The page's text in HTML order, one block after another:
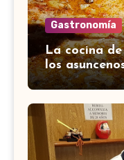
Gastronomía
La cocina
los